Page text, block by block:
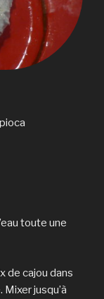
toute une
de cajou dans
jusqu’à